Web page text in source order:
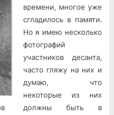
времени, многое уже
сгладилось в памяти.
Но я имею несколько
фотографий
участников десанта,
часто гляжу на них и
думаю, что
некоторые из них
должны быть в